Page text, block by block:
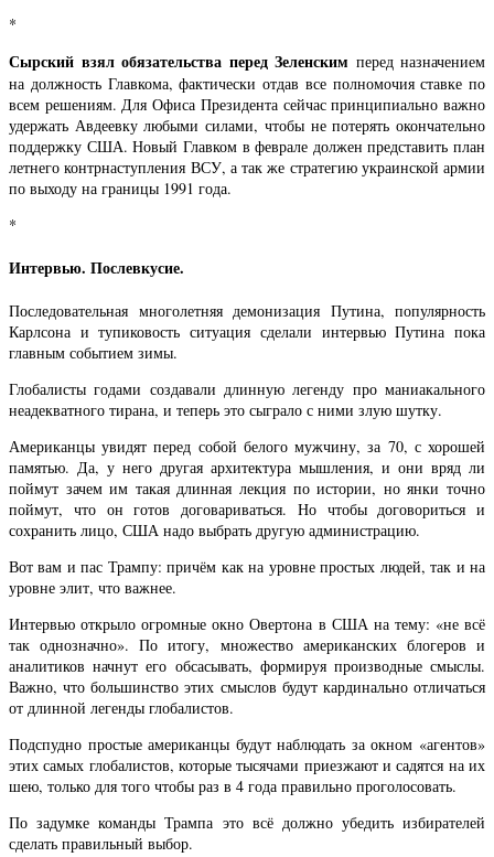
*
Сырский взял обязательства перед Зеленским перед назначением
на должность Главкома, фактически отдав все полномочия ставке по
всем решениям. Для Офиса Президента сейчас принципиально важно
удержать Авдеевку любыми силами, чтобы не потерять окончательно
поддержку США. Новый Главком в феврале должен представить план
летнего контрнаступления ВСУ, а так же стратегию украинской армии
по выходу на границы 1991 года.
*
Интервью. Послевкусие.
Последовательная многолетняя демонизация Путина, популярность
Карлсона и тупиковость ситуация сделали интервью Путина пока
главным событием зимы.
Глобалисты годами создавали длинную легенду про маниакального
неадекватного тирана, и теперь это сыграло с ними злую шутку.
Американцы увидят перед собой белого мужчину, за 70, с хорошей
памятью. Да, у него другая архитектура мышления, и они вряд ли
поймут зачем им такая длинная лекция по истории, но янки точно
поймут, что он готов договариваться. Но чтобы договориться и
сохранить лицо, США надо выбрать другую администрацию.
Вот вам и пас Трампу: причём как на уровне простых людей, так и на
уровне элит, что важнее.
Интервью открыло огромные окно Овертона в США на тему: «не всё
так однозначно». По итогу, множество американских блогеров и
аналитиков начнут его обсасывать, формируя производные смыслы.
Важно, что большинство этих смыслов будут кардинально отличаться
от длинной легенды глобалистов.
Подспудно простые американцы будут наблюдать за окном «агентов»
этих самых глобалистов, которые тысячами приезжают и садятся на их
шею, только для того чтобы раз в 4 года правильно проголосовать.
По задумке команды Трампа это всё должно убедить избирателей
сделать правильный выбор.